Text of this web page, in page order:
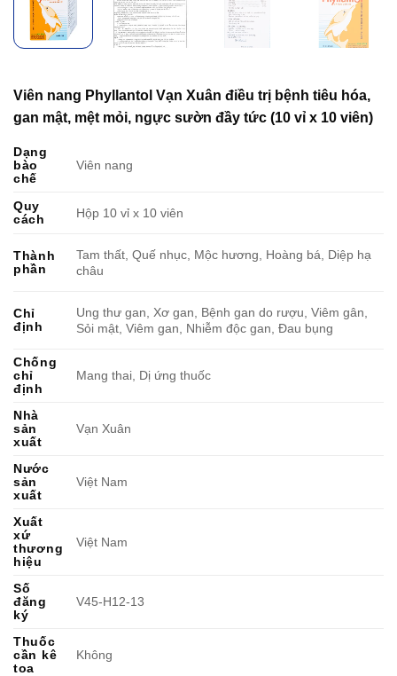
Viên nang Phyllantol Vạn Xuân điều trị bệnh tiêu hóa,
gan mật, mệt mỏi, ngực sườn đầy tức (10 vỉ x 10 viên)
Dạng
bào
chế
Viên nang
Quy
cách
Hộp 10 vỉ x 10 viên
Thành
phần
Tam thất, Quế nhục, Mộc hương, Hoàng bá, Diệp hạ
châu
Chỉ
định
Ung thư gan, Xơ gan, Bệnh gan do rượu, Viêm gân,
Sỏi mật, Viêm gan, Nhiễm độc gan, Đau bụng
Chống
chỉ
định
Mang thai, Dị ứng thuốc
Nhà
sản
xuất
Vạn Xuân
Nước
sản
xuất
Việt Nam
Xuất
xứ
thương
hiệu
Việt Nam
Số
đăng
ký
V45-H12-13
Thuốc
cần kê
toa
Không